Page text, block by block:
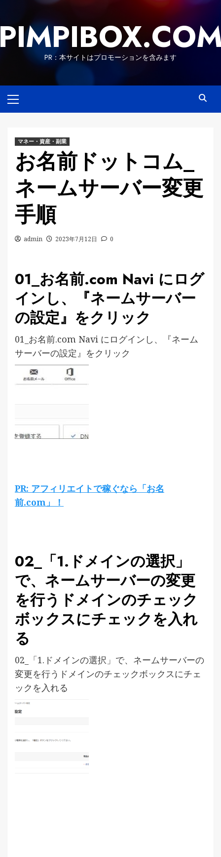
content
PR：本サイトはプロモーションを含みます
Menu
マネー・資産・副業
お名前ドットコム_
ネームサーバー変更
手順
admin 2023年7月12日 0
01_お名前.com Navi にログ
インし、『ネームサーバー
の設定』をクリック
01_お名前.com Navi にログインし、『ネーム
サーバーの設定』をクリック
PR: アフィリエイトで稼ぐなら「お名
前.com」！
02_「1.ドメインの選択」
で、ネームサーバーの変更
を行うドメインのチェック
ボックスにチェックを入れ
る
02_「1.ドメインの選択」で、ネームサーバーの
変更を行うドメインのチェックボックスにチェ
ックを入れる